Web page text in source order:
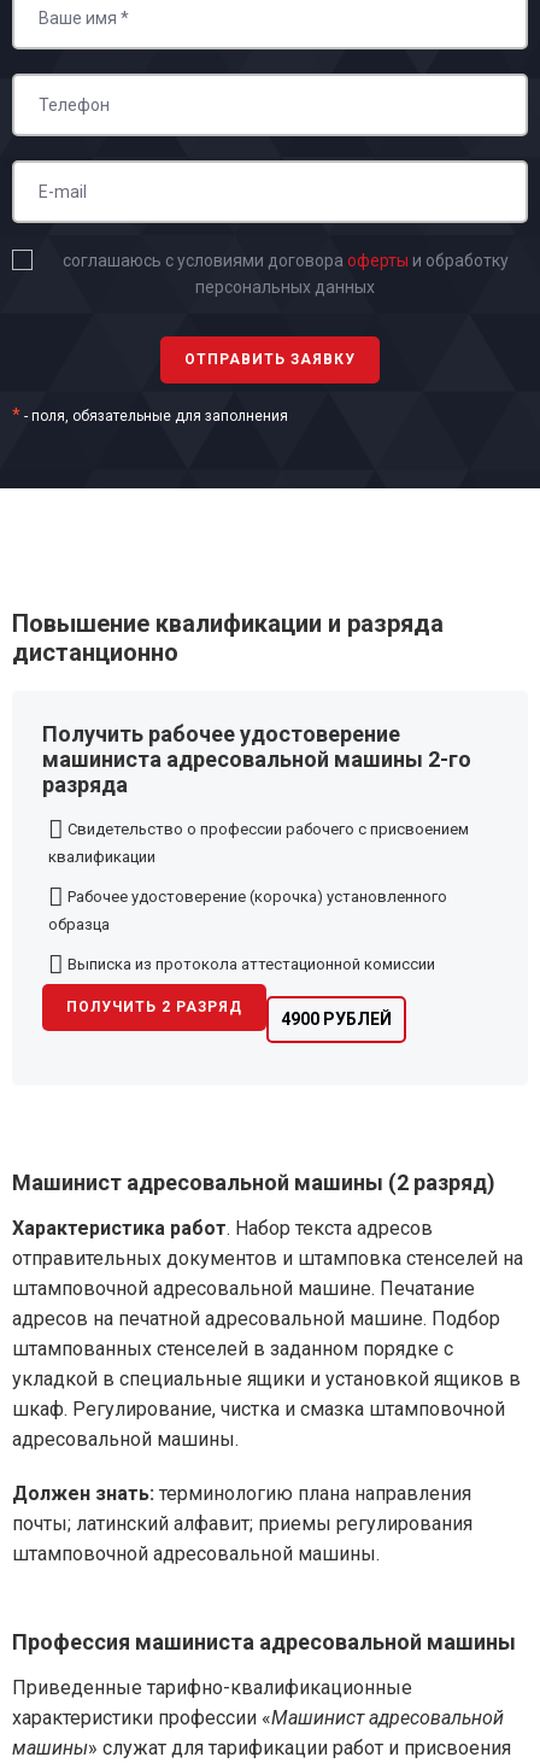
соглашаюсь с условиями договора оферты и обработку
персональных данных
* - поля, обязательные для заполнения
Повышение квалификации и разряда
дистанционно
Получить рабочее удостоверение
машиниста адресовальной машины 2-го
разряда
Свидетельство о профессии рабочего с присвоением
квалификации
Рабочее удостоверение (корочка) установленного
образца
Выписка из протокола аттестационной комиссии
4900 РУБЛЕЙ
ПОЛУЧИТЬ 2 РАЗРЯД
Машинист адресовальной машины (2 разряд)
Характеристика работ. Набор текста адресов
отправительных документов и штамповка стенселей на
штамповочной адресовальной машине. Печатание
адресов на печатной адресовальной машине. Подбор
штампованных стенселей в заданном порядке с
укладкой в специальные ящики и установкой ящиков в
шкаф. Регулирование, чистка и смазка штамповочной
адресовальной машины.
Должен знать: терминологию плана направления
почты; латинский алфавит; приемы регулирования
штамповочной адресовальной машины.
Профессия машиниста адресовальной машины
Приведенные тарифно-квалификационные
характеристики профессии «Машинист адресовальной
машины» служат для тарификации работ и присвоения